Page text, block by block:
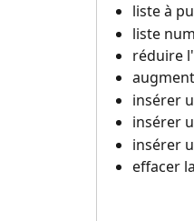
liste à
liste
réduire
insérer
insérer
insérer
effacer